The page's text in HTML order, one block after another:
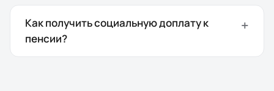
Как получить социальную доплату к
пенсии?